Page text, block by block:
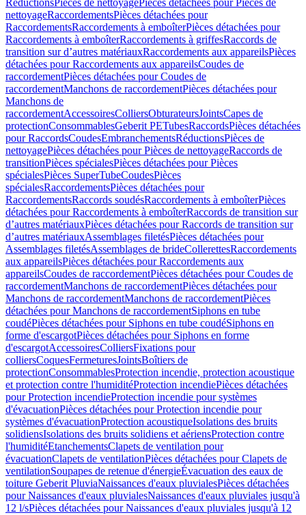
RéductionsPièces de nettoyagePièces détachées pour Pièces de
nettoyageRaccordementsPièces détachées pour
RaccordementsRaccordements à emboîterPièces détachées pour
Raccordements à emboîterRaccordements à griffesRaccords de
transition sur d’autres matériauxRaccordements aux appareilsPièces
détachées pour Raccordements aux appareilsCoudes de
raccordementPièces détachées pour Coudes de
raccordementManchons de raccordementPièces détachées pour
Manchons de
raccordementAccessoiresColliersObturateursJointsCapes de
protectionConsommablesGeberit PETubesRaccordsPièces détachées
pour RaccordsCoudesEmbranchementsRéductionsPièces de
nettoyagePièces détachées pour Pièces de nettoyageRaccords de
transitionPièces spécialesPièces détachées pour Pièces
spécialesPièces SuperTubeCoudesPièces
spécialesRaccordementsPièces détachées pour
RaccordementsRaccords soudésRaccordements à emboîterPièces
détachées pour Raccordements à emboîterRaccords de transition sur
d’autres matériauxPièces détachées pour Raccords de transition sur
d’autres matériauxAssemblages filetésPièces détachées pour
Assemblages filetésAssemblages de brideCollerettesRaccordements
aux appareilsPièces détachées pour Raccordements aux
appareilsCoudes de raccordementPièces détachées pour Coudes de
raccordementManchons de raccordementPièces détachées pour
Manchons de raccordementManchons de raccordementPièces
détachées pour Manchons de raccordementSiphons en tube
coudéPièces détachées pour Siphons en tube coudéSiphons en
forme d'escargotPièces détachées pour Siphons en forme
d'escargotAccessoiresColliersFixations pour
colliersCoquesFermeturesJointsBoîtiers de
protectionConsommablesProtection incendie, protection acoustique
et protection contre l'humiditéProtection incendiePièces détachées
pour Protection incendieProtection incendie pour systèmes
d'évacuationPièces détachées pour Protection incendie pour
systèmes d'évacuationProtection acoustiqueIsolations des bruits
solidiensIsolations des bruits solidiens et aériensProtection contre
l'humiditéEtanchementsClapets de ventilation pour
évacuationClapets de ventilationPièces détachées pour Clapets de
ventilationSoupapes de retenue d'énergieÉvacuation des eaux de
toiture Geberit PluviaNaissances d'eaux pluvialesPièces détachées
pour Naissances d'eaux pluvialesNaissances d'eaux pluviales jusqu'à
12 l/sPièces détachées pour Naissances d'eaux pluviales jusqu'à 12